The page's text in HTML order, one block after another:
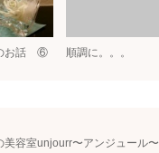
のお話 ⑥ 順調に。。。
美容室unjourr〜アンジュール〜